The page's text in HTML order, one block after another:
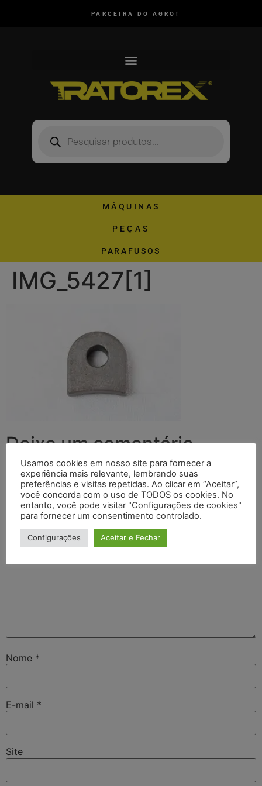
PARCEIRA DO AGRO!
MÁQUINAS
PEÇAS
PARAFUSOS
IMG_5427[1]
Deixe um comentário
O seu endereço de e-mail não será publicado.
obrigatórios são marcados com *
Comentário*
Nome *
E-mail *
Site
Usamos cookies em nosso site para fornecer a
experiência mais relevante, lembrando suas
preferências e visitas repetidas. Ao clicar em “Aceitar”,
você concorda com o uso de TODOS os cookies. No
entanto, você pode visitar "Configurações de cookies"
para fornecer um consentimento controlado.
Configurações Aceitar e Fechar